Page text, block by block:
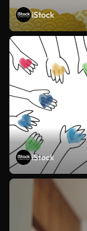
iStock
iStock